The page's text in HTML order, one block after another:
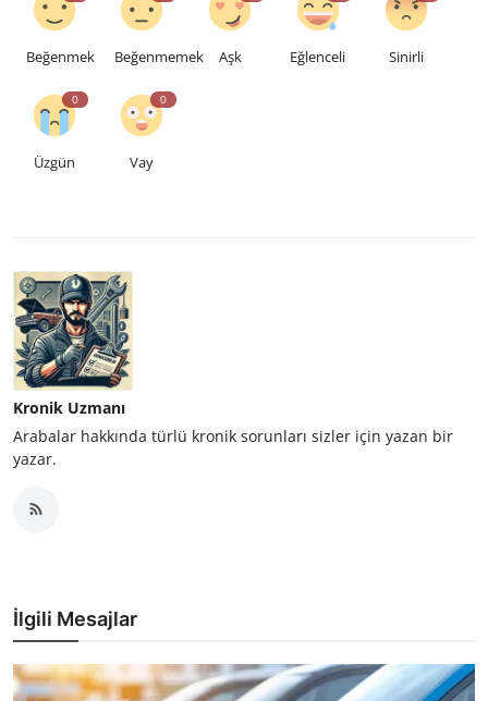
Beğenmek Beğenmemek Aşk Eğlenceli Sinirli
0
Üzgün
0
Vay
Kronik Uzmanı
Arabalar hakkında türlü kronik sorunları sizler için yazan bir
yazar.
İlgili Mesajlar